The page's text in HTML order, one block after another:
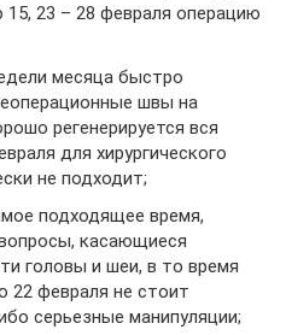
23 – 28 февраля операцию
месяца быстро
швы на
регенерируется вся
для хирургического
не подходит;
подходящее время,
касающиеся
головы и шеи, в то время
22 февраля не стоит
серьезные манипуляции;